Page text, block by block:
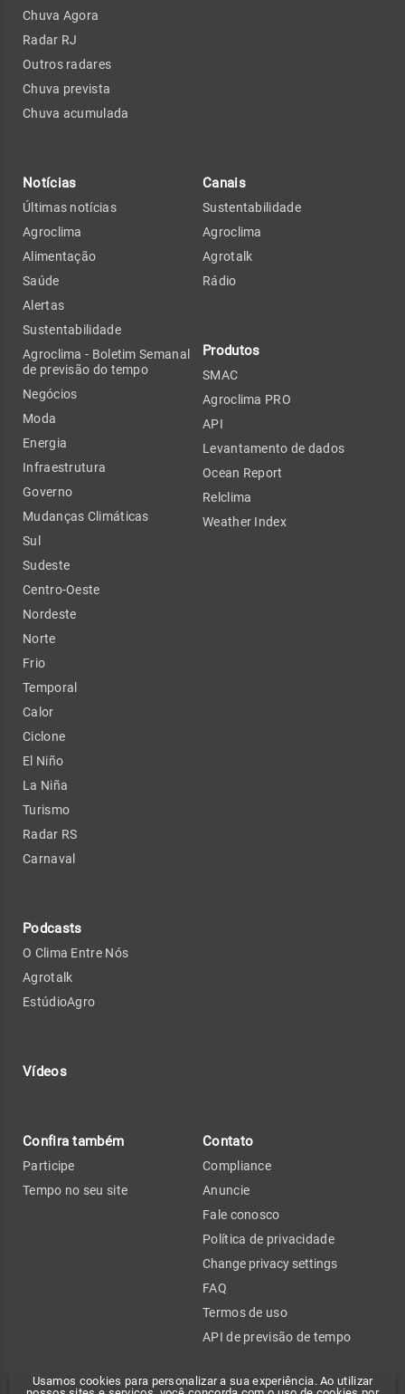
Usamos cookies para personalizar a sua experiência. Ao utilizar
Chuva Agora
Radar RJ
Outros radares
Chuva prevista
Chuva acumulada
Notícias
Últimas notícias
Agroclima
Alimentação
Saúde
Alertas
Sustentabilidade
Agroclima - Boletim Semanal
de previsão do tempo
Negócios
Moda
Energia
Infraestrutura
Governo
Mudanças Climáticas
Sul
Sudeste
Centro-Oeste
Nordeste
Norte
Frio
Temporal
Calor
Ciclone
El Niño
La Niña
Turismo
Radar RS
Carnaval
Podcasts
O Clima Entre Nós
Agrotalk
EstúdioAgro
Vídeos
Canais
Sustentabilidade
Agroclima
Agrotalk
Rádio
Produtos
SMAC
Agroclima PRO
API
Levantamento de dados
Ocean Report
Relclima
Weather Index
Confira também
Participe
Tempo no seu site
Contato
Compliance
Anuncie
Fale conosco
Política de privacidade
Change privacy settings
FAQ
Termos de uso
API de previsão de tempo